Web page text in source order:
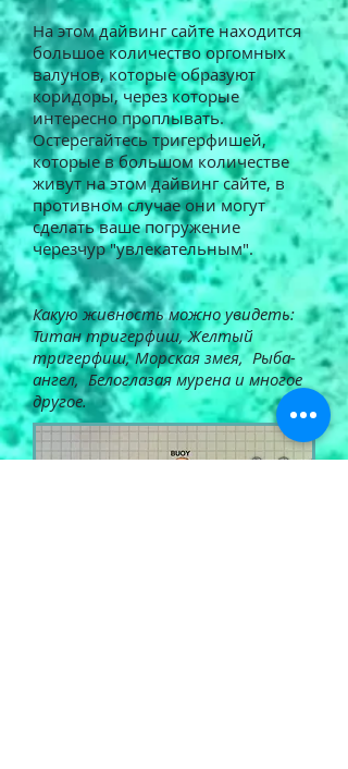
На этом дайвинг сайте находится
большое количество оргомных
валунов, которые образуют
коридоры, через которые
интересно проплывать.
Остерегайтесь тригерфишей,
которые в большом количестве
живут на этом дайвинг сайте, в
противном случае они могут
сделать ваше погружение
черезчур "увлекательным".
Какую живность можно увидеть:
Титан тригерфиш, Желтый
тригерфиш, Морская змея, Рыба-
ангел, Белоглазая мурена и многое
другое.